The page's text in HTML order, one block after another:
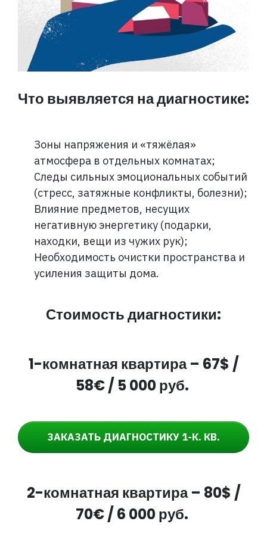
Что выявляется на диагностике:
Зоны напряжения и «тяжёлая»
атмосфера в отдельных комнатах;
Следы сильных эмоциональных событий
(стресс, затяжные конфликты, болезни);
Влияние предметов, несущих
негативную энергетику (подарки,
находки, вещи из чужих рук);
Необходимость очистки пространства и
усиления защиты дома.
Стоимость диагностики:
1-комнатная квартира – 67$ /
58€ / 5 000 руб.
ЗАКАЗАТЬ ДИАГНОСТИКУ 1-К. КВ.
2-комнатная квартира – 80$ /
70€ / 6 000 руб.